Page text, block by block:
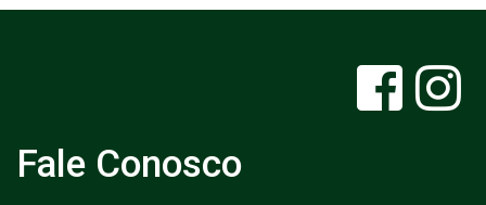
Fale Conosco